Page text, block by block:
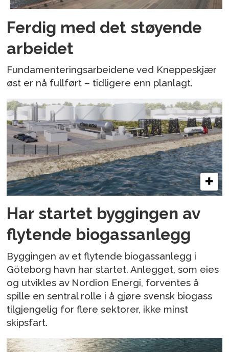
Ferdig med det støyende
arbeidet
Fundamenteringsarbeidene ved Kneppeskjær
øst er nå fullført – tidligere enn planlagt.
Har startet byggingen av
flytende biogassanlegg
Byggingen av et flytende biogassanlegg i
Göteborg havn har startet. Anlegget, som eies
og utvikles av Nordion Energi, forventes å
spille en sentral rolle i å gjøre svensk biogass
tilgjengelig for flere sektorer, ikke minst
skipsfart.